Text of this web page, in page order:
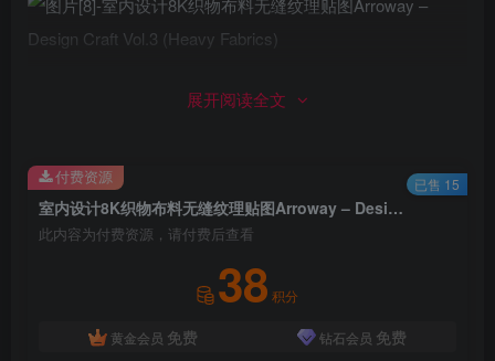
展开阅读全文
室内设计8K织物布料无缝纹理贴图Arroway – Design Craft Vol.3 (Heavy Fabrics)
此内容为付费资源，请付费后查看
38 积分
黄金会员 免费 钻石会员 免费
付费资源 已售 15